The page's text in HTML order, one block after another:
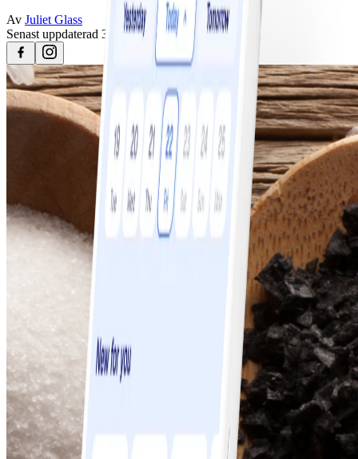
Av Juliet Glass
Senast uppdaterad 3 maj 2023